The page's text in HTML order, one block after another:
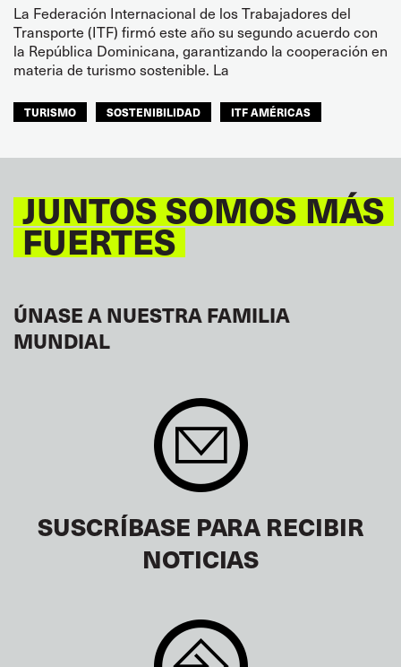
La Federación Internacional de los Trabajadores del
Transporte (ITF) firmó este año su segundo acuerdo con
la República Dominicana, garantizando la cooperación en
materia de turismo sostenible. La
TURISMO SOSTENIBILIDAD ITF AMÉRICAS
JUNTOS SOMOS MÁS
FUERTES
ÚNASE A NUESTRA FAMILIA
MUNDIAL
SUSCRÍBASE PARA RECIBIR
NOTICIAS